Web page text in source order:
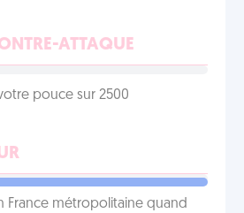
ATTAQUE
pouce sur 2500
France métropolitaine quand